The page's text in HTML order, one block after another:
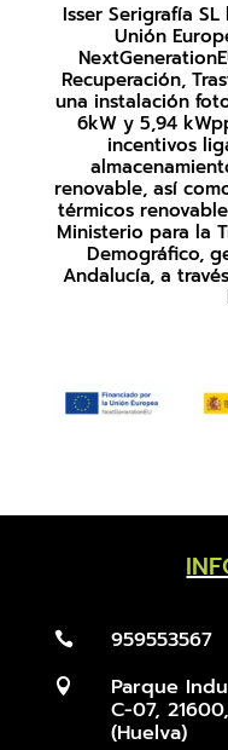
Isser Serigrafía
Unión
Recuperación,
una instalación
6kW y 5,94
incentivos
renovable, así
térmicos
Ministerio para la
Demográfico,
Andalucía, a
 959553567
 Parque
C-07,
(Huelva)